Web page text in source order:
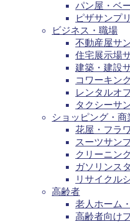
パン屋・ベ
ピザサンプ
ビジネス・職場
不動産屋サ
住宅展示場
建築・建設
コワーキン
レンタルオ
タクシーサ
ショッピング・商
花屋・フラ
スーツサン
クリーニン
ガソリンス
リサイクル
高齢者
老人ホーム
高齢者向け